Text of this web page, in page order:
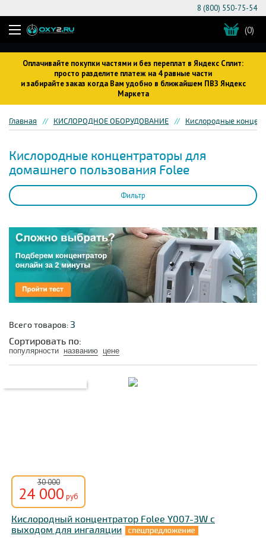
Оплачивайте покупки частями и без переплат в Яндекс Сплит:
просто разделите платеж на 4 равные части
и забирайте заказ когда Вам удобно в ближайшем ПВЗ Яндекс
Маркета
8 (800) 550-75-54
(0)
Главная КИСЛОРОДНОЕ ОБОРУДОВАНИЕ Кислородные
Кислородные концентраторы для
домашнего пользования Folee
Фильтр
Всего товаров:3
Сортировать по:
популярности названию цене
30 000
24 000 руб
Кислородный концентратор Folee Y007-3W с
выходом для ингаляции